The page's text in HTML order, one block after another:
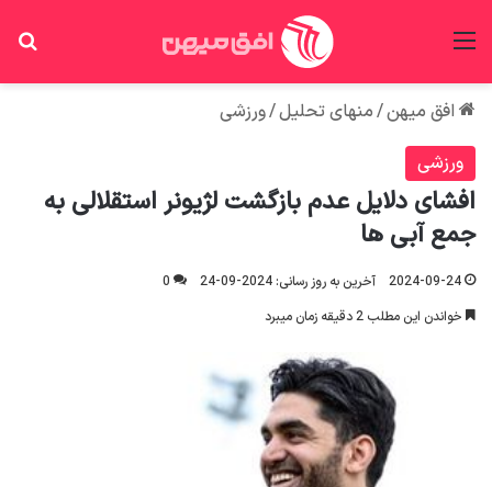
افق میهن/منهای تحلیل/ورزشی
ورزشی
افشای دلایل عدم بازگشت لژیونر استقلالی به
جمع آبی ها
2024-09-24 آخرین به روز رسانی: 2024-09-24
0
خواندن این مطلب 2 دقیقه زمان میبرد